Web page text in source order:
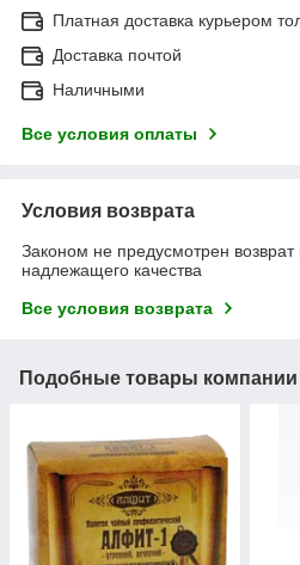
Платная доставка курьером
Доставка почтой
Наличными
Все условия оплаты
Условия возврата
Законом не предусмотрен
надлежащего качества
Все условия возврата
Подобные товары компании